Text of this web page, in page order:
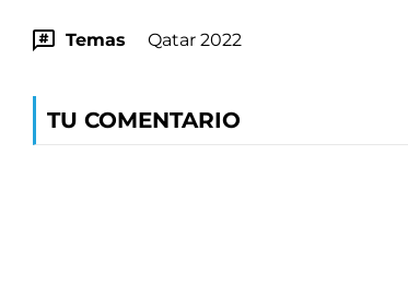
Temas Qatar 2022
TU COMENTARIO